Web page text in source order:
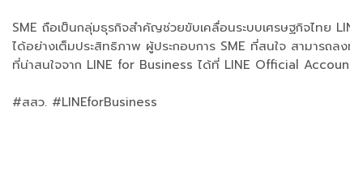
SME ถือเป็นกลุ่มธุรกิจสำคัญช่วยขับเคลื่อนระบบเศรษฐกิจไทย
ได้อย่างเต็มประสิทธิภาพ ผู้ประกอบการ SME ที่สนใจ สามารถ
ที่น่าสนใจจาก LINE for Business ได้ที่ LINE Official
#สสว. #LINEforBusiness